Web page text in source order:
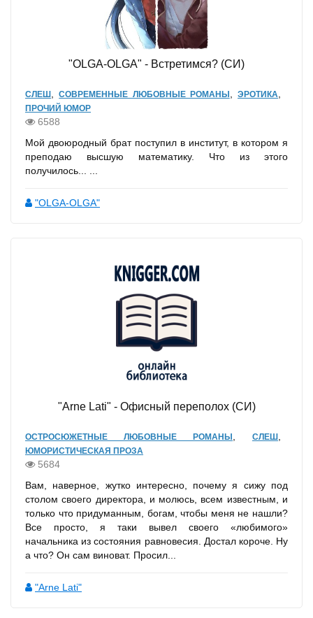
"OLGA-OLGA" - Встретимся? (СИ)
СЛЕШ ,СОВРЕМЕННЫЕ ЛЮБОВНЫЕ РОМАНЫ , ЭРОТИКА,
ПРОЧИЙ ЮМОР
6588
Мой двоюродный брат поступил в институт, в котором я
преподаю высшую математику. Что из этого
получилось... ...
"OLGA-OLGA"
"Arne Lati" - Офисный переполох (СИ)
ОСТРОСЮЖЕТНЫЕ ЛЮБОВНЫЕ РОМАНЫ , СЛЕШ ,
ЮМОРИСТИЧЕСКАЯ ПРОЗА
5684
Вам, наверное, жутко интересно, почему я сижу под
столом своего директора, и молюсь, всем известным, и
только что придуманным, богам, чтобы меня не нашли?
Все просто, я таки вывел своего «любимого»
начальника из состояния равновесия. Достал короче. Ну
а что? Он сам виноват. Просил...
"Arne Lati"